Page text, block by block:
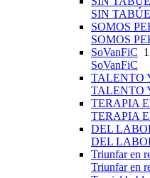
SIN
SOMOS
SOMOS
SoVanFiC
SoVanFiC
TALENTO
TALENTO
TERAPIA
TERAPIA
DEL
DEL
Triunfar en
Triunfar en